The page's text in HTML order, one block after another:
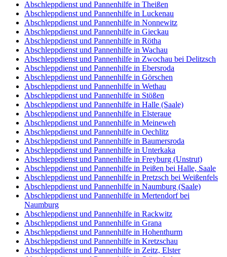
Abschleppdienst und Pannenhilfe in Theißen
Abschleppdienst und Pannenhilfe in Luckenau
Abschleppdienst und Pannenhilfe in Nonnewitz
Abschleppdienst und Pannenhilfe in Gieckau
Abschleppdienst und Pannenhilfe in Rötha
Abschleppdienst und Pannenhilfe in Wachau
Abschleppdienst und Pannenhilfe in Zwochau bei Delitzsch
Abschleppdienst und Pannenhilfe in Ebersroda
Abschleppdienst und Pannenhilfe in Görschen
Abschleppdienst und Pannenhilfe in Wethau
Abschleppdienst und Pannenhilfe in Stößen
Abschleppdienst und Pannenhilfe in Halle (Saale)
Abschleppdienst und Pannenhilfe in Elsteraue
Abschleppdienst und Pannenhilfe in Meineweh
Abschleppdienst und Pannenhilfe in Oechlitz
Abschleppdienst und Pannenhilfe in Baumersroda
Abschleppdienst und Pannenhilfe in Unterkaka
Abschleppdienst und Pannenhilfe in Freyburg (Unstrut)
Abschleppdienst und Pannenhilfe in Peißen bei Halle, Saale
Abschleppdienst und Pannenhilfe in Pretzsch bei Weißenfels
Abschleppdienst und Pannenhilfe in Naumburg (Saale)
Abschleppdienst und Pannenhilfe in Mertendorf bei
Naumburg
Abschleppdienst und Pannenhilfe in Rackwitz
Abschleppdienst und Pannenhilfe in Grana
Abschleppdienst und Pannenhilfe in Hohenthurm
Abschleppdienst und Pannenhilfe in Kretzschau
Abschleppdienst und Pannenhilfe in Zeitz, Elster